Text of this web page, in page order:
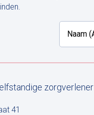
zorgverlener
41